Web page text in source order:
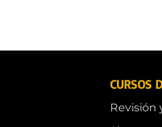
CURSOS
Revisión